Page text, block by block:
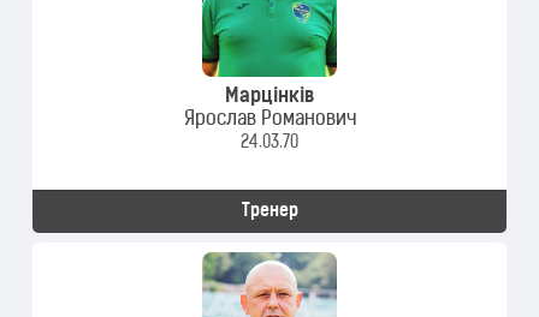
Марцінків
Ярослав Романович
24.03.70
Тренер